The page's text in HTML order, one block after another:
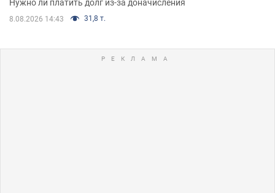
Нужно ли платить долг из-за доначисления
8.08.2026 14:43 31,8 т.